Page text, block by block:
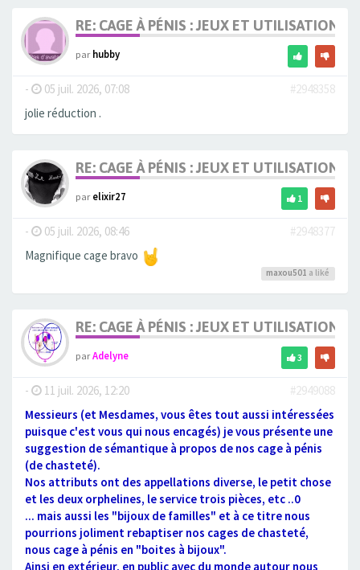
RE: CAGE À PÉNIS : JEUX ET UTILISATION,
parhubby
- 05 juil. 2026, 07:08
#2948358
jolie réduction .
RE: CAGE À PÉNIS : JEUX ET UTILISATION,
parelixir27 1
- 05 juil. 2026, 08:46
#2948377
Magnifique cage bravo
maxou501 a liké
RE: CAGE À PÉNIS : JEUX ET UTILISATION,
parAdelyne 3
- 11 juil. 2026, 12:20
#2949088
Messieurs (et Mesdames, vous êtes tout aussi intéressées
puisque c'est vous qui nous encagés) je vous présente une
suggestion de sémantique à propos de nos cage à pénis
(de chasteté).
Nos attributs ont des appellations diverse, le petit chose
et les deux orphelines, le service trois pièces, etc ..0
... mais aussi les "bijoux de familles" et à ce titre nous
pourrions joliment rebaptiser nos cages de chasteté,
nous cage à pénis en "boites à bijoux".
Ainsi en extérieur, en public avec du monde autour nous